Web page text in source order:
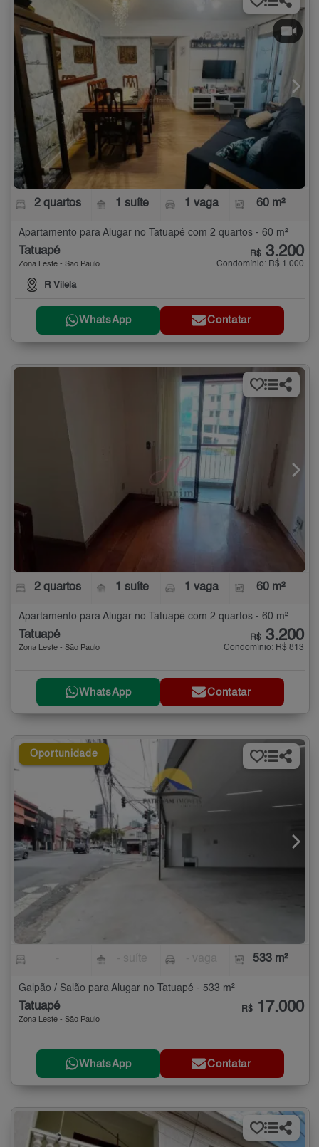
2 quartos 1 suíte 1 vaga 60 m²
Apartamento para Alugar no Tatuapé com 2 quartos - 60 m²
Tatuapé
Zona Leste - São Paulo
R Vilela
R$ 3.200
Condomínio: R$ 1.000
WhatsApp Contatar
2 quartos 1 suíte 1 vaga 60 m²
Apartamento para Alugar no Tatuapé com 2 quartos - 60 m²
Tatuapé
Zona Leste - São Paulo
R$ 3.200
Condomínio: R$ 813
WhatsApp Contatar
Oportunidade
533 m²
Galpão / Salão para Alugar no Tatuapé - 533 m²
Tatuapé
Zona Leste - São Paulo
R$ 17.000
WhatsApp Contatar